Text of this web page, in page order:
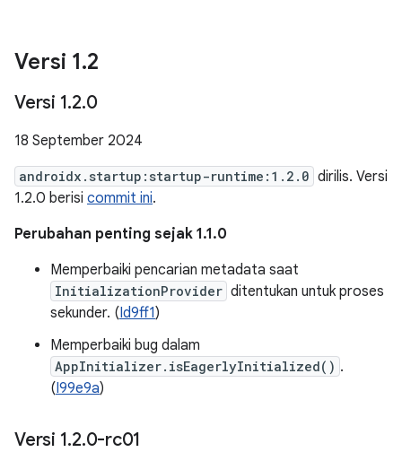
Versi 1.2
Versi 1.2.0
18 September 2024
androidx.startup:startup-runtime:1.2.0 dirilis. Versi
1.2.0 berisi commit ini.
Perubahan penting sejak 1.1.0
Memperbaiki pencarian metadata saat
InitializationProvider ditentukan untuk proses
sekunder. (Id9ff1)
Memperbaiki bug dalam
AppInitializer.isEagerlyInitialized() .
(I99e9a)
Versi 1.2.0-rc01